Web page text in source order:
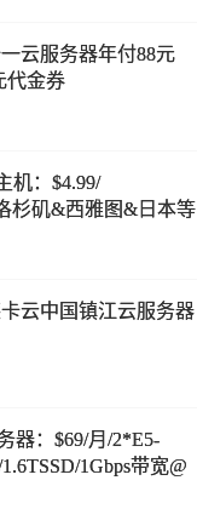
云服务器年付88元
代金券
机：$4.99/
杉矶&西雅图&日本等
云中国镇江云服务器
器：$69/月/2*E5-
1Gbps带宽@